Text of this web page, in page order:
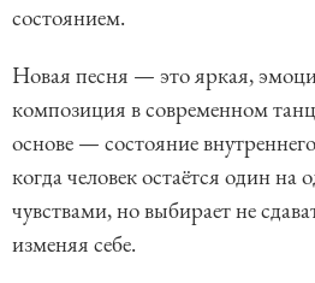
состоянием.
Новая песня — это яркая,
композиция в современном
основе — состояние
когда человек остаётся один на
чувствами, но выбирает не
изменяя себе.